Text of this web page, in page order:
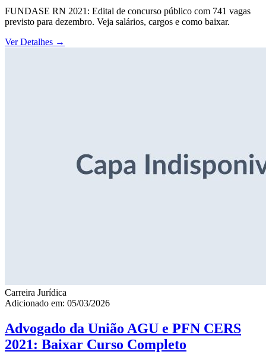
FUNDASE RN 2021: Edital de concurso público com 741 vagas
previsto para dezembro. Veja salários, cargos e como baixar.
Ver Detalhes →
Carreira Jurídica
Adicionado em: 05/03/2026
Advogado da União AGU e PFN CERS
2021: Baixar Curso Completo